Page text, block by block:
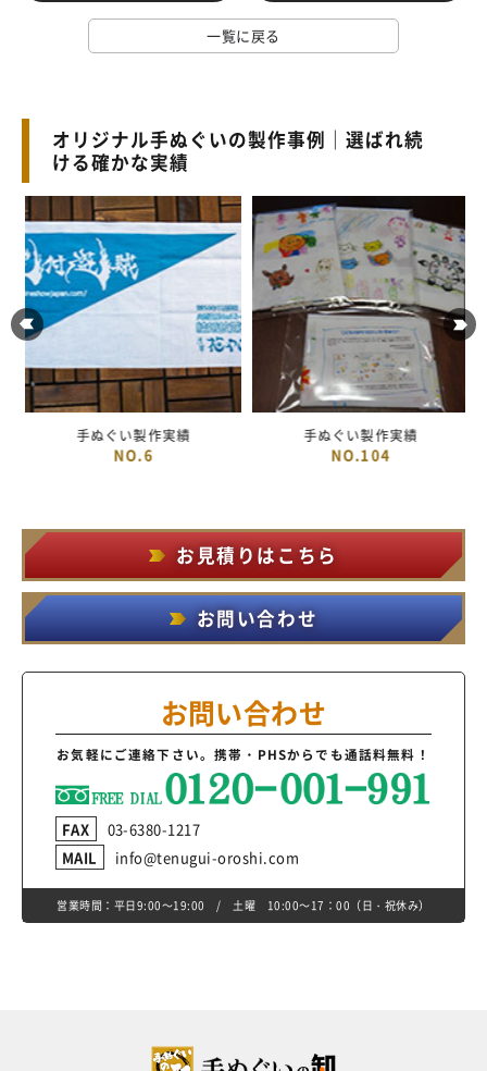
一覧に戻る
オリジナル手ぬぐいの製作事例｜選ばれ続
ける確かな実績
手ぬぐい製作実績
NO.6
手ぬぐい製作実績
NO.104
お見積りはこちら
お問い合わせ
お問い合わせ
お気軽にご連絡下さい。携帯・PHSからでも通話料無料！
FAX
03-6380-1217
MAIL
info@tenugui-oroshi.com
営業時間：平日9:00～19:00 / 土曜 10:00～17：00（日・祝休み）